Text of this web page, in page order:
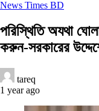
News Times BD
পরিস্থিতি অযথা
করুন-সরকারের
tareq
1 year ago